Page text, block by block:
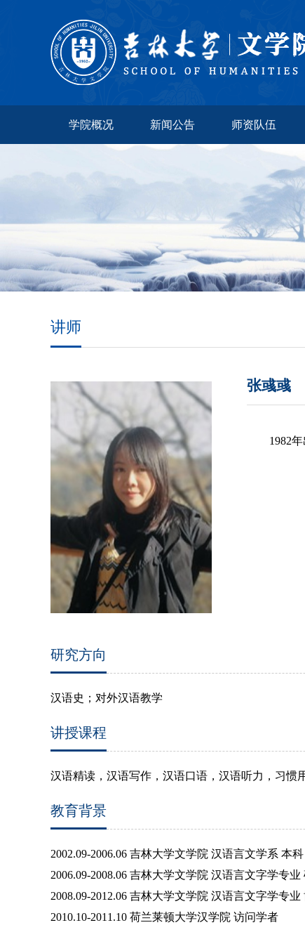
学院概况 新闻公告 师资队伍
讲师
张彧彧
1982
研究方向
汉语史；对外汉语教学
讲授课程
汉语精读，汉语写作，汉语口语，汉语听力，习惯
教育背景
2002.09-2006.06 吉林大学文学院 汉语言文学系 本科
2006.09-2008.06 吉林大学文学院 汉语言文字学专业
2008.09-2012.06 吉林大学文学院 汉语言文字学专业
2010.10-2011.10 荷兰莱顿大学汉学院 访问学者